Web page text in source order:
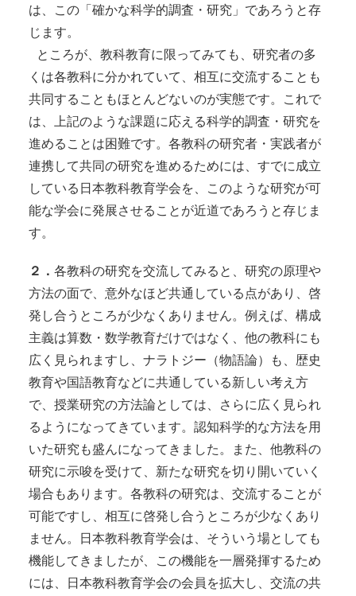
は、この「確かな科学的調査・研究」であろうと存
じます。
ところが、教科教育に限ってみても、研究者の多
くは各教科に分かれていて、相互に交流することも
共同することもほとんどないのが実態です。これで
は、上記のような課題に応える科学的調査・研究を
進めることは困難です。各教科の研究者・実践者が
連携して共同の研究を進めるためには、すでに成立
している日本教科教育学会を、このような研究が可
能な学会に発展させることが近道であろうと存じま
す。
２． 各教科の研究を交流してみると、研究の原理や
方法の面で、意外なほど共通している点があり、啓
発し合うところが少なくありません。例えば、構成
主義は算数・数学教育だけではなく、他の教科にも
広く見られますし、ナラトジー（物語論）も、歴史
教育や国語教育などに共通している新しい考え方
で、授業研究の方法論としては、さらに広く見られ
るようになってきています。認知科学的な方法を用
いた研究も盛んになってきました。また、他教科の
研究に示唆を受けて、新たな研究を切り開いていく
場合もあります。各教科の研究は、交流することが
可能ですし、相互に啓発し合うところが少なくあり
ません。日本教科教育学会は、そういう場としても
機能してきましたが、この機能を一層発揮するため
には、日本教科教育学会の会員を拡大し、交流の共